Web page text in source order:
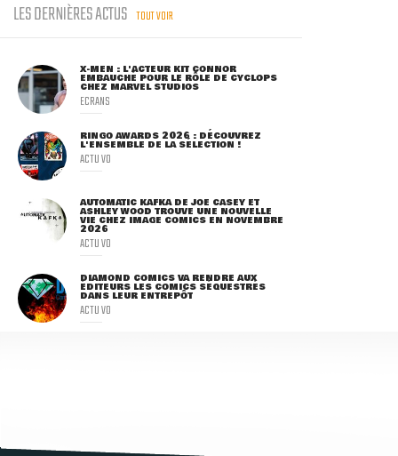
LES DERNIÈRES ACTUS TOUT VOIR
X-MEN : L'ACTEUR KIT CONNOR
EMBAUCHÉ POUR LE RÔLE DE CYCLOPS
CHEZ MARVEL STUDIOS
ECRANS
RINGO AWARDS 2026 : DÉCOUVREZ
L'ENSEMBLE DE LA SÉLECTION !
ACTU VO
AUTOMATIC KAFKA DE JOE CASEY ET
ASHLEY WOOD TROUVE UNE NOUVELLE
VIE CHEZ IMAGE COMICS EN NOVEMBRE
2026
ACTU VO
DIAMOND COMICS VA RENDRE AUX
ÉDITEURS LES COMICS SÉQUESTRÉS
DANS LEUR ENTREPÔT
ACTU VO